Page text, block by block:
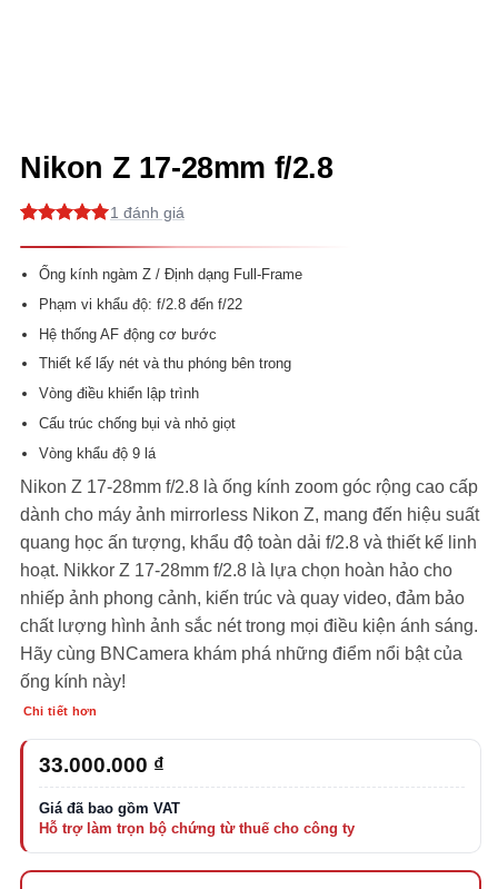
Nikon Z 17-28mm f/2.8
đánh giá
1
Ống kính ngàm Z / Định dạng Full-Frame
Phạm vi khẩu độ: f/2.8 đến f/22
Hệ thống AF động cơ bước
Thiết kế lấy nét và thu phóng bên trong
Vòng điều khiển lập trình
Cấu trúc chống bụi và nhỏ giọt
Vòng khẩu độ 9 lá
Nikon Z 17-28mm f/2.8 là ống kính zoom góc rộng cao cấp
dành cho máy ảnh mirrorless Nikon Z, mang đến hiệu suất
quang học ấn tượng, khẩu độ toàn dải f/2.8 và thiết kế linh
hoạt. Nikkor Z 17-28mm f/2.8 là lựa chọn hoàn hảo cho
nhiếp ảnh phong cảnh, kiến trúc và quay video, đảm bảo
chất lượng hình ảnh sắc nét trong mọi điều kiện ánh sáng.
Hãy cùng BNCamera khám phá những điểm nổi bật của
ống kính này!
Chi tiết hơn
33.000.000 ₫